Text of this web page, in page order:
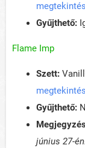
Gyűjthető:
Flame Imp
Szett:
Gyűjthető:
június 27-